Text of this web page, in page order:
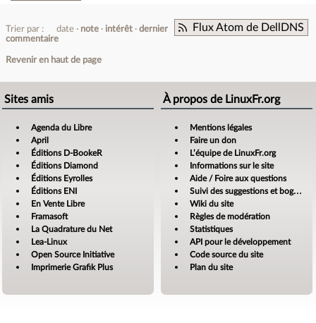
Flux Atom de DellDNS
Trier par : date note intérêt
dernier
commentaire
Revenir en haut de page
Sites amis
Agenda du Libre
April
Éditions D-BookeR
Éditions Diamond
Éditions Eyrolles
Éditions ENI
En Vente Libre
Framasoft
La Quadrature du Net
Lea-Linux
Open Source Initiative
Imprimerie Grafik Plus
À propos de LinuxFr.org
Mentions légales
Faire un don
L’équipe de LinuxFr.org
Informations sur le site
Aide / Foire aux questions
Suivi des suggestions et bogues
Wiki du site
Règles de modération
Statistiques
API pour le développement
Code source du site
Plan du site